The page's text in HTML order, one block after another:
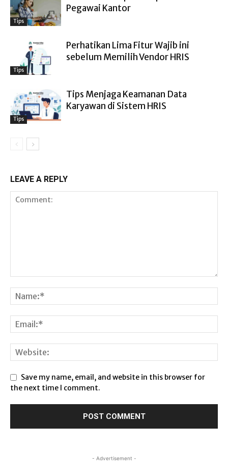
Tips
Pegawai Kantor
Tips
Perhatikan Lima Fitur Wajib ini
sebelum Memilih Vendor HRIS
Tips
Tips Menjaga Keamanan Data
Karyawan di Sistem HRIS
LEAVE A REPLY
Save my name, email, and website in this browser for
the next time I comment.
- Advertisement -